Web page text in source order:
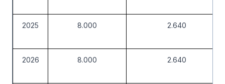
2025 8.000 2.640
2026 8.000 2.640